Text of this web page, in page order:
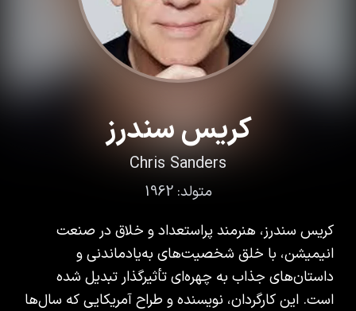
کریس سندرز
Chris Sanders
متولد:1962
کریس سندرز، هنرمند پراستعداد و خلاق در صنعت
انیمیشن، با خلق شخصیت‌های به‌یادماندنی و
داستان‌های جذاب به چهره‌ای تأثیرگذار تبدیل شده
است. این کارگردان، نویسنده و طراح آمریکایی که سال‌ها